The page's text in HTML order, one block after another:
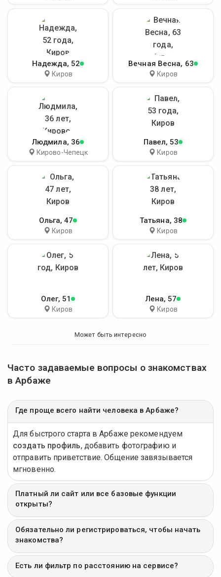
Надежда, 52
Киров
Вечная Весна, 63
Киров
Людмила, 36
Кирово-Чепецк
Павел, 53
Киров
Ольга, 47
Киров
Татьяна, 38
Киров
Олег, 51
Киров
Лена, 57
Киров
Может быть интересно
Часто задаваемые вопросы о знакомствах
в Арбаже
Где проще всего найти человека в Арбаже?
Для быстрого старта в Арбаже рекомендуем
создать профиль, добавить фотографию и
отправить приветствие. Общение завязывается
мгновенно.
Платный ли сайт или все базовые функции
открыты?
Обязательно ли регистрироваться, чтобы начать
знакомства?
Есть ли фильтр по расстоянию на сервисе?